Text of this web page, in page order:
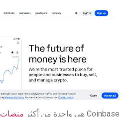
Coinbase هي واحدة من أكثر
منصات